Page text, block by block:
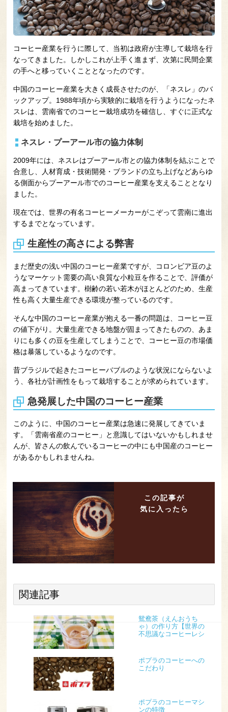
コーヒー産業を行うに際して、当初は政府が主導して栽培を行
なってきました。しかしこれが上手く進まず、次第に民間企業
の手へと移っていくこととなったのです。
中国のコーヒー産業を大きく成長させたのが、「ネスレ」のバ
ックアップ。1988年頃から実験的に栽培を行うようになったネ
スレは、雲南省でのコーヒー栽培成功を確信し、すぐに正式な
栽培を始めました。
ネスレ・プーアール市の協力体制
2009年には、ネスレはプーアール市との協力体制を結ぶことで
合意し、人材育成・技術開発・ブランドの立ち上げなどあらゆ
る側面からプーアール市でのコーヒー産業を支えることとなり
ました。
現在では、世界の有名コーヒーメーカーがこぞって雲南に進出
するまでとなっています。
生産性の高さによる弊害
まだ歴史の浅い中国のコーヒー産業ですが、コロンビア豆のよ
うなマーケット需要の高い良質な小粒豆を作ることで、評価が
高まってきています。樹齢の若い若木がほとんどのため、生産
性も高く大量生産できる環境が整っているのです。
そんな中国のコーヒー産業が抱える一番の問題は、コーヒー豆
の値下がり。大量生産できる地盤が固まってきたものの、あま
りにも多くの豆を生産してしまうことで、コーヒー豆の市場価
格は暴落しているようなのです。
昔ブラジルで起きたコーヒーバブルのような状況にならないよ
う、各社が計画性をもって栽培することが求められています。
急発展した中国のコーヒー産業
このように、中国のコーヒー産業は急速に発展してきていま
す。「雲南省産のコーヒー」と意識してはいないかもしれませ
んが、皆さんの飲んでいるコーヒーの中にも中国産のコーヒー
があるかもしれませんね。
この記事が
気に入ったら
関連記事
鴛鴦茶（えんおうち
ゃ）の作り方【世界の
不思議なコーヒーレシ
ポプラのコーヒーへの
こだわり
ポプラのコーヒーマシ
ンの特徴